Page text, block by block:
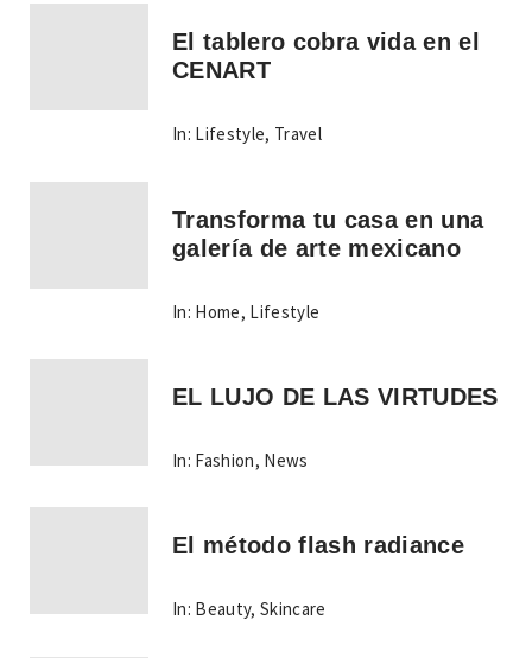
El tablero cobra vida en el
CENART
In: Lifestyle, Travel
Transforma tu casa en una
galería de arte mexicano
In: Home, Lifestyle
EL LUJO DE LAS VIRTUDES
In: Fashion, News
El método flash radiance
In: Beauty,Skincare